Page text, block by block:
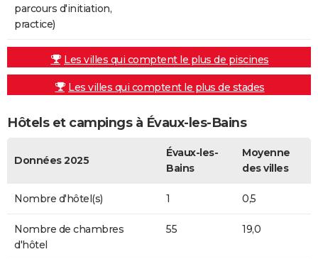
parcours d'initiation,
practice)
Les villes qui comptent le plus de piscines
Les villes qui comptent le plus de stades
Hôtels et campings à Évaux-les-Bains
Données 2025
Évaux-les-
Bains
Moyenne
des villes
Nombre d'hôtel(s) 1 0,5
Nombre de chambres
d'hôtel
55 19,0